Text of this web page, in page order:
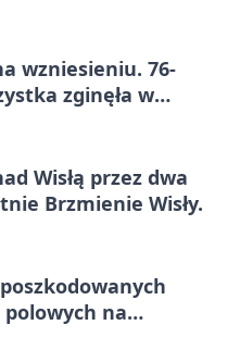
wzniesieniu. 76-
zginęła w
Wisłą przez dwa
Brzmienie Wisły.
polowych na